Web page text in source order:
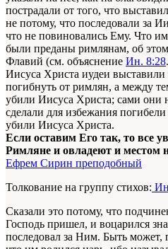
пострадали от того, что
не потому, что последовали за
что не повиновались Ему. Что
были преданы римлянам, об
Флавий (см. объяснение Ин. 8:28
Иисуса Христа иудеи
погибнуть от римлян, а между
убили Иисуса Христа; сами они
сделали для избежания
убили Иисуса Христа.
Если оставим Его так, то все
Римляне и овладеют и местом
Ефрем Сирин преподобный
Толкование на группу стихов:
Сказали это потому, что
Господь пришел, и воцарился
последовал за Ним. Быть может,